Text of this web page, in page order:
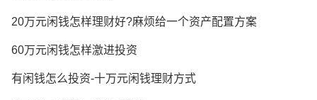
20万元闲钱怎样理财好?麻烦给一个资产配置方案
60万元闲钱怎样激进投资
有闲钱怎么投资-十万元闲钱理财方式